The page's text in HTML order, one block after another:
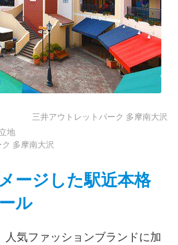
三井アウトレットパーク 多摩南大沢
地
多摩南大沢
ージした駅近本格
ル
気ファッションブランドに加